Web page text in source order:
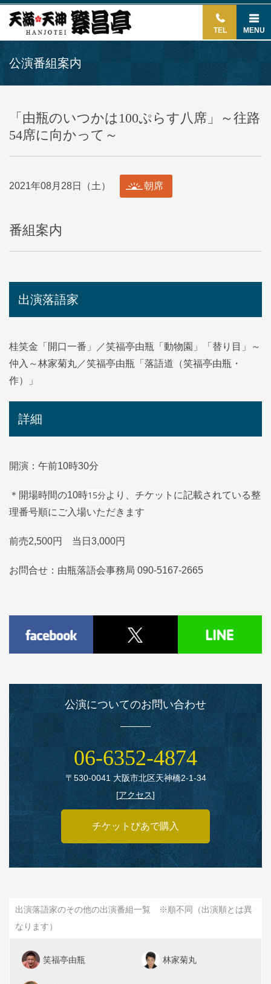
TEL MENU
公演番組案内
「由瓶のいつかは100ぷらす八席」～往路
54席に向かって～
2021年08月28日（土） 朝席
番組案内
出演落語家
桂笑金「開口一番」／笑福亭由瓶「動物園」「替り目」～
仲入～林家菊丸／笑福亭由瓶「落語道（笑福亭由瓶・
作）」
詳細
開演：午前10時30分
＊開場時間の10時15分より、チケットに記載されている整
理番号順にご入場いただきます
前売2,500円 当日3,000円
お問合せ：由瓶落語会事務局 090-5167-2665
公演についてのお問い合わせ
06‑6352‑4874
〒530‑0041 大阪市北区天神橋2‑1‑34
[アクセス]
チケットぴあで購入
出演落語家のその他の出演番組一覧 ※順不同（出演順とは異
なります）
笑福亭由瓶 林家菊丸